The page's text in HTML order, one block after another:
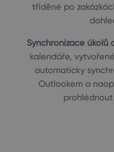
tříděné po
Synchronizace úkolů
kalendáře,
automaticky
Outlookem a